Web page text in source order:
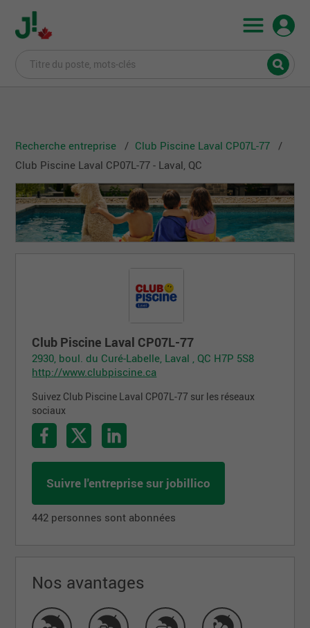
Recherche entreprise
Club Piscine Laval CP07L-77
Club Piscine Laval CP07L-77 - Laval, QC
Club Piscine Laval CP07L-77
2930, boul. du Curé-Labelle, Laval , QC H7P 5S8
http://www.clubpiscine.ca
Suivez Club Piscine Laval CP07L-77 sur les réseaux
sociaux
Suivre l'entreprise sur jobillico
442 personnes sont abonnées
Nos avantages